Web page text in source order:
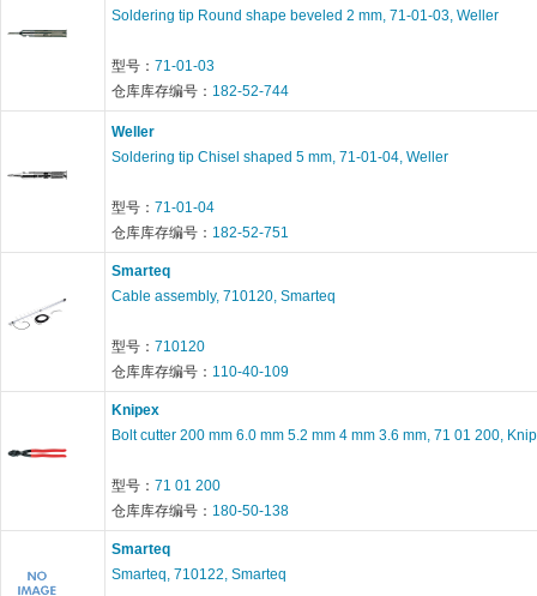
Soldering tip Round shape beveled 2 mm, 71-01-03, Weller
型号： 71-01-03
仓库库存编号： 182-52-744
Weller
Soldering tip Chisel shaped 5 mm, 71-01-04, Weller
型号： 71-01-04
仓库库存编号： 182-52-751
Smarteq
Cable assembly, 710120, Smarteq
型号： 710120
仓库库存编号： 110-40-109
Knipex
Bolt cutter 200 mm 6.0 mm 5.2 mm 4 mm 3.6 mm, 71 01 200,
型号： 71 01 200
仓库库存编号： 180-50-138
Smarteq
Smarteq, 710122, Smarteq